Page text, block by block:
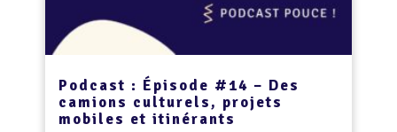
Podcast : Épisode #14 – Des
camions culturels, projets
mobiles et itinérants